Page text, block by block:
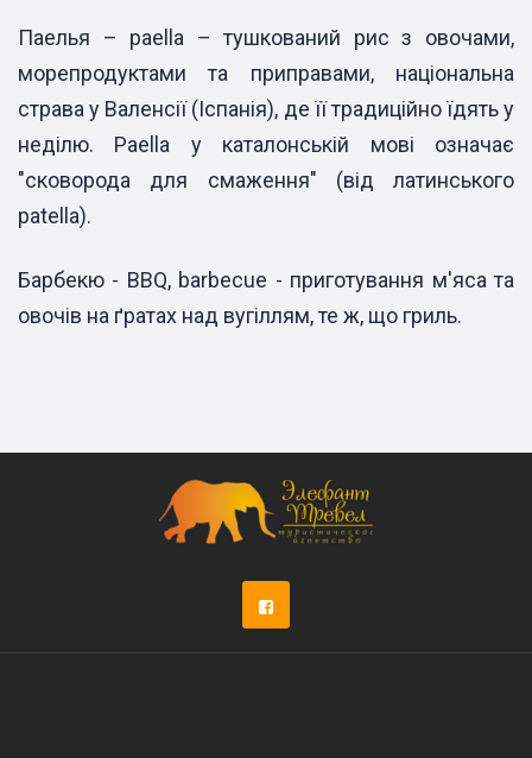
Паелья – paella – тушкований рис з овочами,
морепродуктами та приправами, національна
страва у Валенсії (Іспанія), де її традиційно їдять у
неділю. Paella у каталонській мові означає
"сковорода для смаження" (від латинського
patella).
Барбекю - BBQ, barbecue - приготування м'яса та
овочів на ґратах над вугіллям, те ж, що гриль.